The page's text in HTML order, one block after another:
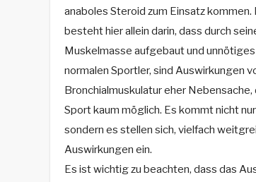
anaboles Steroid zum Einsatz
besteht hier allein darin, dass durch
Muskelmasse aufgebaut und
normalen Sportler, sind Auswirkungen
Bronchialmuskulatur eher
Sport kaum möglich. Es kommt nicht
sondern es stellen sich, vielfach
Auswirkungen ein.
Es ist wichtig zu beachten, dass das